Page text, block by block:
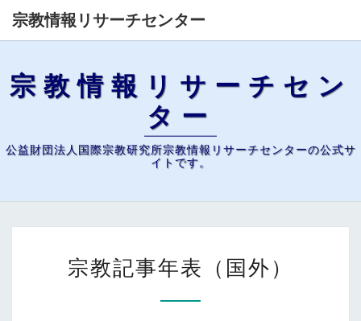
宗教情報リサーチセンター
宗教情報リサーチセン
ター
公益財団法人国際宗教研究所宗教情報リサーチセンターの公式サ
イトです。
教
宗教記事年表（国外）